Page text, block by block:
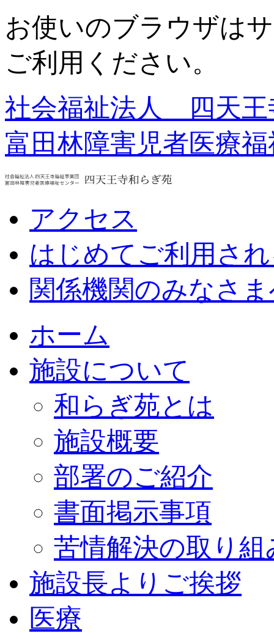
お使いのブラウザは
ご利用ください。
社会福祉法人 四天王
富田林障害児者医療
アクセス
はじめてご利用さ
関係機関のみなさ
ホーム
施設について
和らぎ苑とは
施設概要
部署のご紹介
書面掲示事項
苦情解決の取り組
施設長よりご挨拶
医療